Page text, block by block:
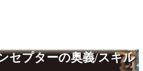
セプターの奥義/スキル